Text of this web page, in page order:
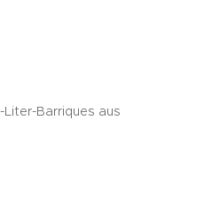
Barriques aus